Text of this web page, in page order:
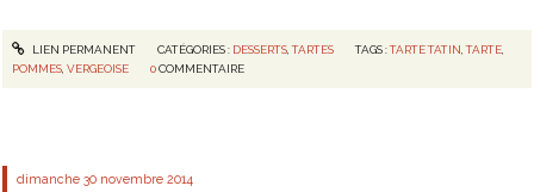
LIEN PERMANENT CATÉGORIES : DESSERTS,TARTES TAGS :TARTE TATIN ,TARTE
POMMES ,VERGEOISE 0 COMMENTAIRE
dimanche 30 novembre 2014